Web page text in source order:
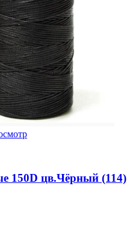
150D цв.Чёрный (114)